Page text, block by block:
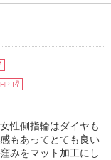
性側指輪はダイヤも
もあってとても良い
みをマット加工にし